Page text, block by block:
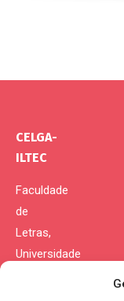
CELGA-
ILTEC
Faculdade
de
Letras,
Universidade